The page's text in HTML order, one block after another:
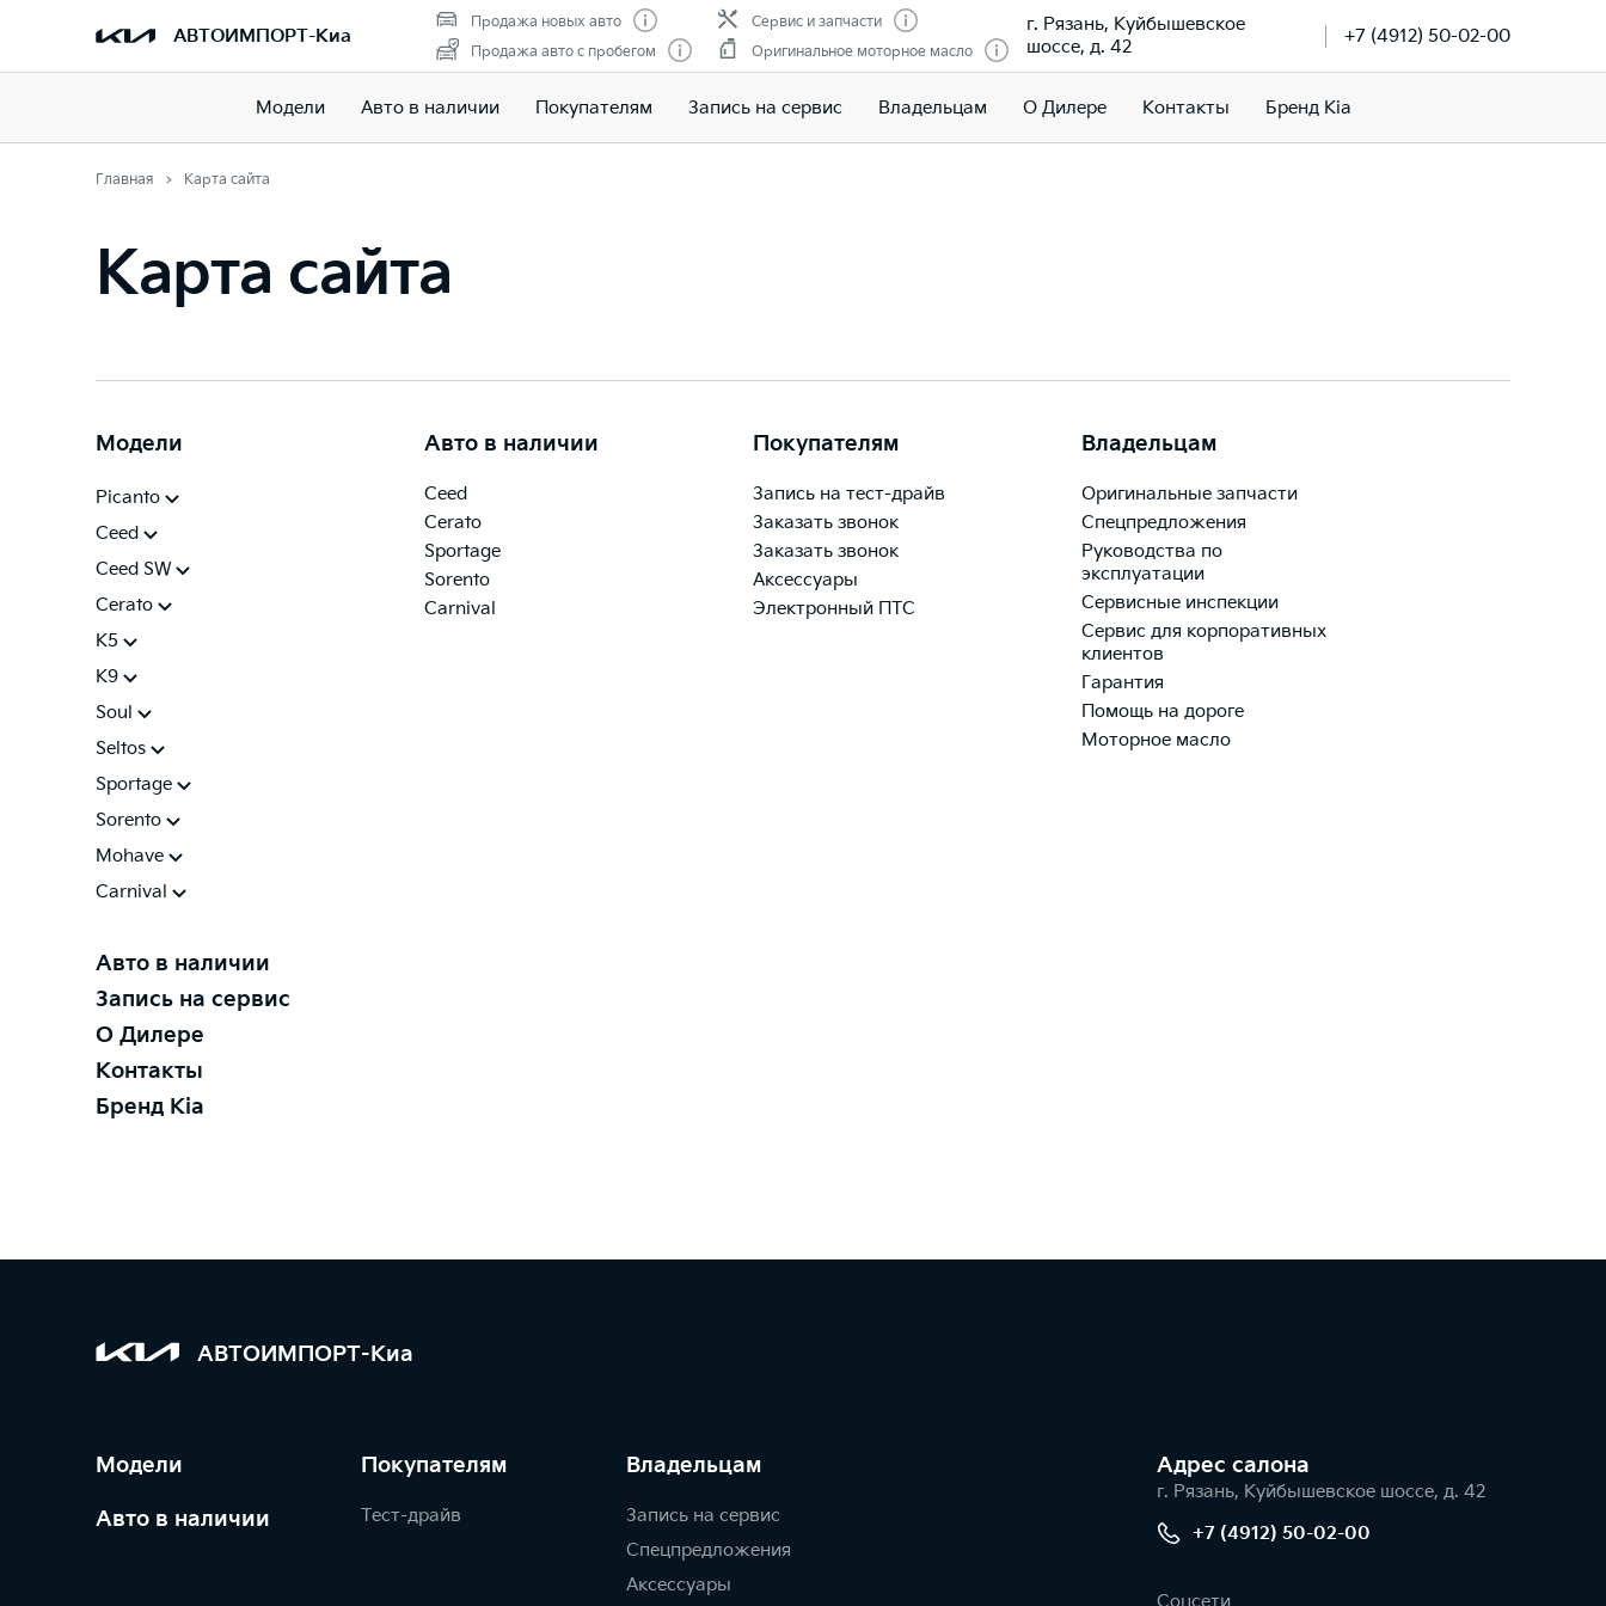
АВТОИМПОРТ-Киа
Продажа новых авто
Продажа авто с пробегом
Сервис и запчасти
Оригинальное моторное масло
г. Рязань, Куйбышевское
шоссе, д. 42
+7 (4912) 50-02-00
Модели Авто в наличии Покупателям Запись на сервис Владельцам О Дилере Контакты Бренд Kia
Главная Карта сайта
Карта сайта
Модели
Picanto
Ceed
Ceed SW
Cerato
K5
K9
Soul
Seltos
Sportage
Sorento
Mohave
Carnival
Авто в наличии
Ceed
Cerato
Sportage
Sorento
Carnival
Покупателям
Запись на тест-драйв
Заказать звонок
Заказать звонок
Аксессуары
Электронный ПТС
Владельцам
Оригинальные запчасти
Спецпредложения
Руководства по
эксплуатации
Сервисные инспекции
Сервис для корпоративных
клиентов
Гарантия
Помощь на дороге
Моторное масло
Авто в наличии
Запись на сервис
О Дилере
Контакты
Бренд Kia
АВТОИМПОРТ-Киа
Модели
Авто в наличии
Покупателям
Тест-драйв
Владельцам
Запись на сервис
Спецпредложения
Аксессуары
Адрес салонa
г. Рязань, Куйбышевское шоссе, д. 42
+7 (4912) 50-02-00